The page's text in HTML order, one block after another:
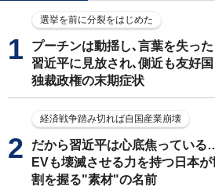
選挙を前に分裂をはじめた
プーチンは動揺し､言葉を失っ
習近平に見放され､側近も友好
独裁政権の末期症状
経済戦争踏み切れば自国産業崩壊
だから習近平は心底焦っている
EVも壊滅させる力を持つ日本
割を握る"素材"の名前